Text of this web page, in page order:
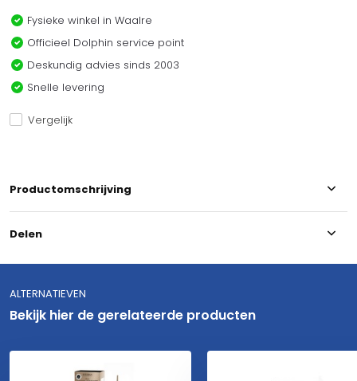
Fysieke winkel in Waalre
Officieel Dolphin service point
Deskundig advies sinds 2003
Snelle levering
Vergelijk
Productomschrijving
Delen
ALTERNATIEVEN
Bekijk hier de gerelateerde producten